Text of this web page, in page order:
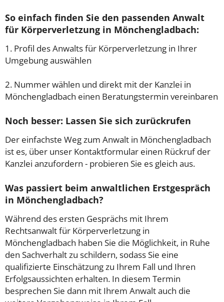
So einfach finden Sie den passenden Anwalt
für Körperverletzung in Mönchengladbach:
1. Profil des Anwalts für Körperverletzung in Ihrer
Umgebung auswählen
2. Nummer wählen und direkt mit der Kanzlei in
Mönchengladbach einen Beratungstermin vereinbaren
Noch besser: Lassen Sie sich zurückrufen
Der einfachste Weg zum Anwalt in Mönchengladbach
ist es, über unser Kontaktformular einen Rückruf der
Kanzlei anzufordern - probieren Sie es gleich aus.
Was passiert beim anwaltlichen Erstgespräch
in Mönchengladbach?
Während des ersten Gesprächs mit Ihrem
Rechtsanwalt für Körperverletzung in
Mönchengladbach haben Sie die Möglichkeit, in Ruhe
den Sachverhalt zu schildern, sodass Sie eine
qualifizierte Einschätzung zu Ihrem Fall und Ihren
Erfolgsaussichten erhalten. In diesem Termin
besprechen Sie dann mit Ihrem Anwalt auch die